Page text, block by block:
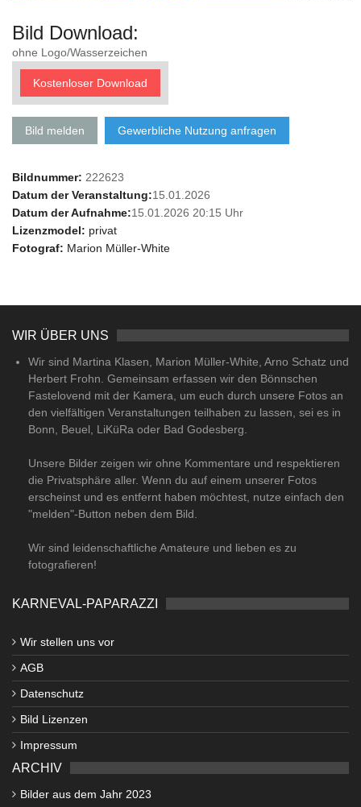
Bild Download:
ohne Logo/Wasserzeichen
Kostenloser Download
Bild melden Gewerbliche Nutzung anfragen
Bildnummer: 222623
Datum der Veranstaltung:15.01.2026
Datum der Aufnahme:15.01.2026 20:15 Uhr
Lizenzmodel: privat
Fotograf: Marion Müller-White
WIR ÜBER UNS
Wir sind Martina Klasen, Marion Müller-White, Arno Schatz und
Herbert Frohn. Gemeinsam erfassen wir den Bönnschen
Fastelovend mit der Kamera, um euch durch unsere Fotos an
den vielfältigen Veranstaltungen teilhaben zu lassen, sei es in
Bonn, Beuel, LiKüRa oder Bad Godesberg.
Unsere Bilder zeigen wir ohne Kommentare und respektieren
die Privatsphäre aller. Wenn du auf einem unserer Fotos
erscheinst und es entfernt haben möchtest, nutze einfach den
"melden"-Button neben dem Bild.
Wir sind leidenschaftliche Amateure und lieben es zu
fotografieren!
KARNEVAL-PAPARAZZI
Wir stellen uns vor
AGB
Datenschutz
Bild Lizenzen
Impressum
ARCHIV
Bilder aus dem Jahr 2023